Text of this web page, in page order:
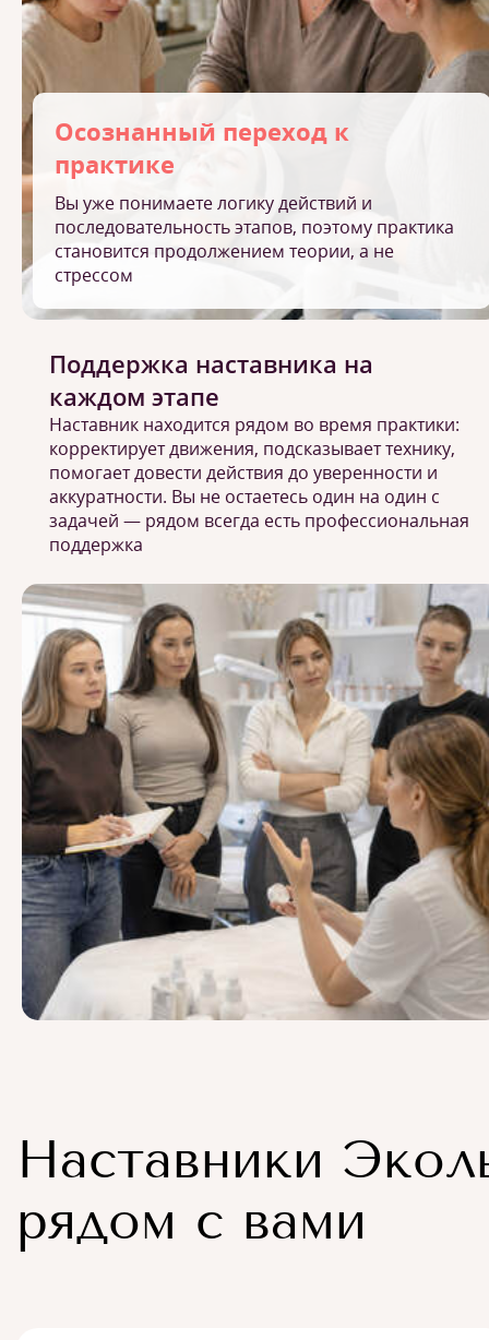
Осознанный переход к
практике
Вы уже понимаете логику действий и
последовательность этапов, поэтому практика
становится продолжением теории, а не
стрессом
Поддержка наставника на
каждом этапе
Наставник находится рядом во время практики:
корректирует движения, подсказывает технику,
помогает довести действия до уверенности и
аккуратности. Вы не остаетесь один на один с
задачей — рядом всегда есть профессиональная
поддержка
Наставники
рядом с вами